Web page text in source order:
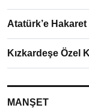
Atatürk’e Hakaret
Kızkardeşe Özel
MANŞET